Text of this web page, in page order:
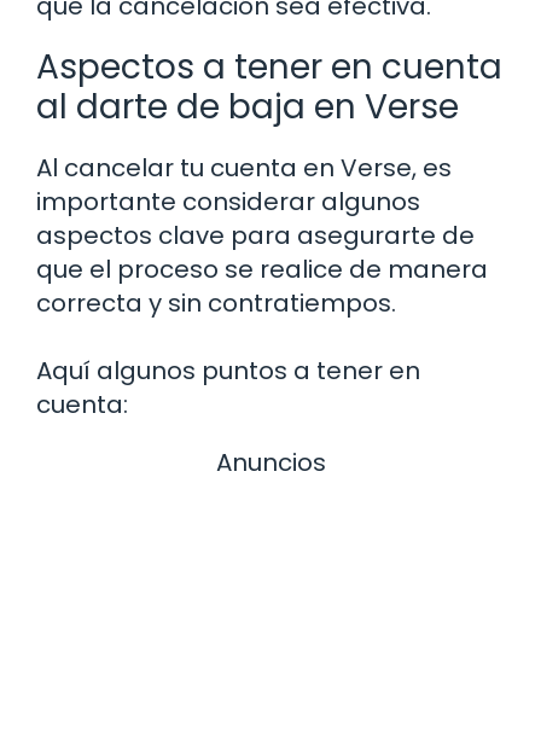
Aspectos a tener en cuenta
al darte de baja en Verse
Al cancelar tu cuenta en Verse, es
importante considerar algunos
aspectos clave para asegurarte de
que el proceso se realice de manera
correcta y sin contratiempos.
Aquí algunos puntos a tener en
cuenta:
Anuncios